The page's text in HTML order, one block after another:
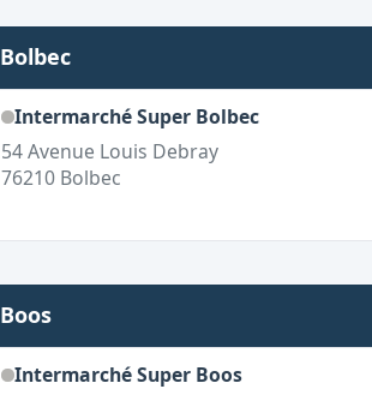
Bolbec
Intermarché Super Bolbec
54 Avenue Louis Debray
76210 Bolbec
Boos
Intermarché Super Boos